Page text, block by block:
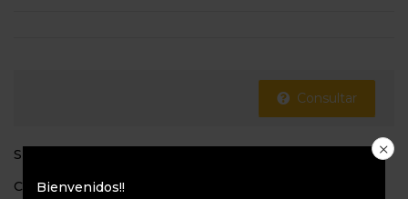
Consultar
SKU:
Categoría: Para la gasolina
Bienvenidos!!